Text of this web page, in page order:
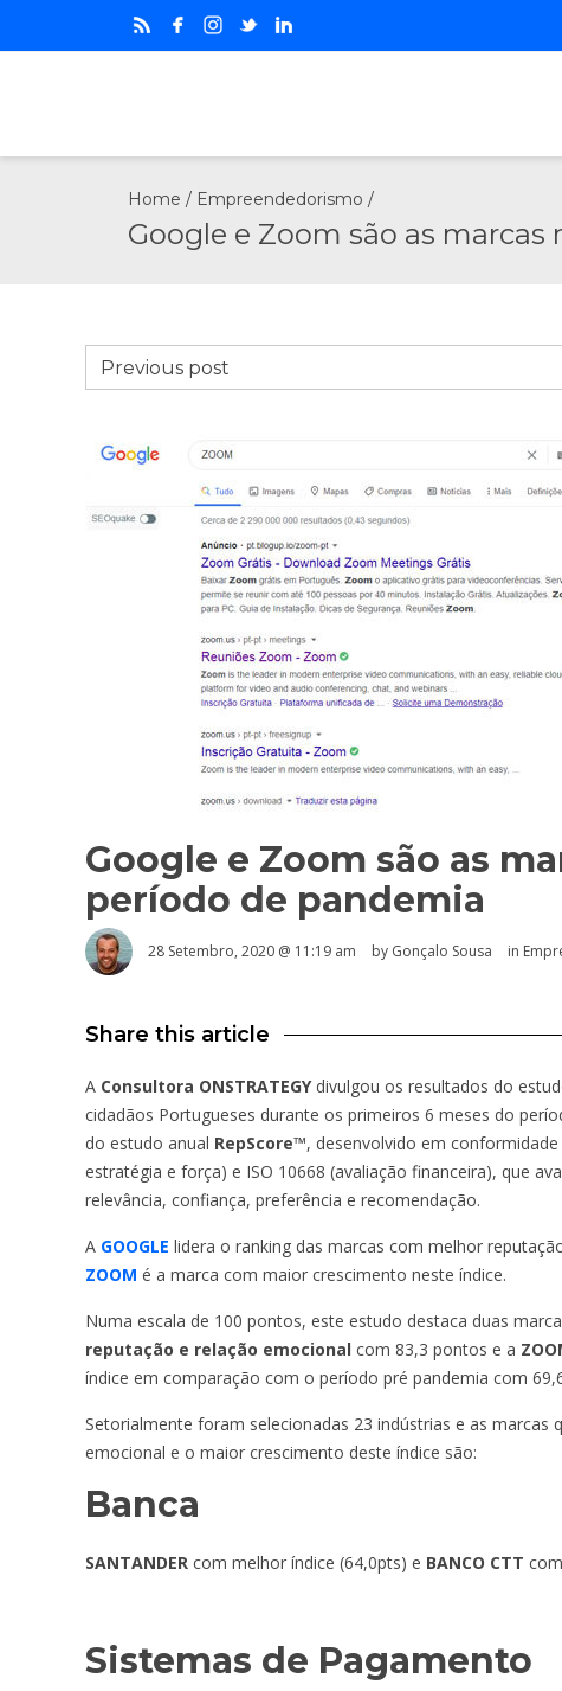
Home / Empreendedorismo /
Google e Zoom são as
Previous post
Google e Zoom são as
período de pandemia
28 Setembro, 2020 @ 11:19 am by Gonçalo Sousa in
Share this article
A Consultora ONSTRATEGYdivulgou os resultados do
cidadãos Portugueses durante os primeiros 6 meses do
do estudo anual RepScore™, desenvolvido em
estratégia e força) e ISO 10668 (avaliação financeira), que
relevância, confiança, preferência e recomendação.
A GOOGLE lidera o ranking das marcas com melhor
ZOOM é a marca com maior crescimento neste índice.
Numa escala de 100 pontos, este estudo destaca duas
reputação e relação emocional com 83,3 pontos e a
índice em comparação com o período pré pandemia com
Setorialmente foram selecionadas 23 indústrias e as
emocional e o maior crescimento deste índice são:
Banca
SANTANDER com melhor índice (64,0pts) e BANCO CTT
Sistemas de Pagamento